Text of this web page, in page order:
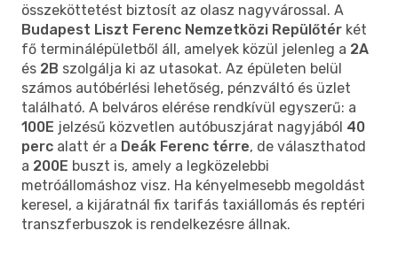
összeköttetést biztosít az olasz nagyvárossal. A
Budapest Liszt Ferenc Nemzetközi Repülőtér két
fő terminálépületből áll, amelyek közül jelenleg a 2A
és 2B szolgálja ki az utasokat. Az épületen belül
számos autóbérlési lehetőség, pénzváltó és üzlet
található. A belváros elérése rendkívül egyszerű: a
100E jelzésű közvetlen autóbuszjárat nagyjából 40
perc alatt ér a Deák Ferenc térre, de választhatod
a 200E buszt is, amely a legközelebbi
metróállomáshoz visz. Ha kényelmesebb megoldást
keresel, a kijáratnál fix tarifás taxiállomás és reptéri
transzferbuszok is rendelkezésre állnak.